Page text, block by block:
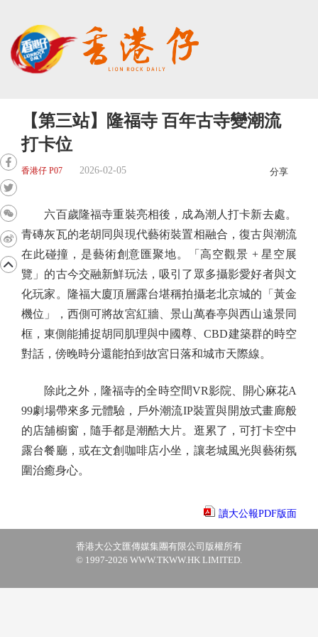
【第三站】隆福寺 百年古寺變潮流
打卡位
香港仔 P07 2026-02-05 分享
六百歲隆福寺重裝亮相後，成為潮人打卡新去處。
青磚灰瓦的老胡同與現代藝術裝置相融合，復古與潮流
在此碰撞，是藝術創意匯聚地。「高空觀景 + 星空展
覽」的古今交融新鮮玩法，吸引了眾多攝影愛好者與文
化玩家。隆福大廈頂層露台堪稱拍攝老北京城的「黃金
機位」，西側可將故宮紅牆、景山萬春亭與西山遠景同
框，東側能捕捉胡同肌理與中國尊、CBD建築群的時空
對話，傍晚時分還能拍到故宮日落和城市天際線。
除此之外，隆福寺的全時空間VR影院、開心麻花A
99劇場帶來多元體驗，戶外潮流IP裝置與開放式畫廊般
的店舖櫥窗，隨手都是潮酷大片。逛累了，可打卡空中
露台餐廳，或在文創咖啡店小坐，讓老城風光與藝術氛
圍治癒身心。
讀大公報PDF版面
香港大公文匯傳媒集團有限公司版權所有
© 1997-2026 WWW.TKWW.HK LIMITED.